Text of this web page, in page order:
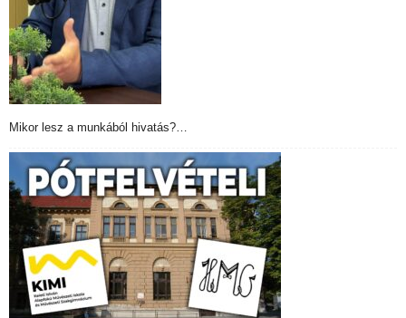
Mikor lesz a munkából hivatás?…